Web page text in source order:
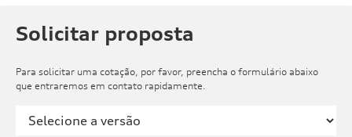
Solicitar proposta
Para solicitar uma cotação, por favor, preencha o formulário abaixo
que entraremos em contato rapidamente.